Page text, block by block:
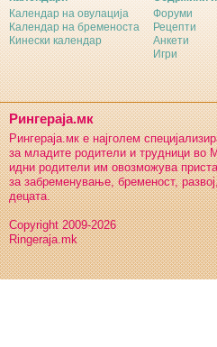
Календар на овулација
Календар на бременоста
Кинески календар
Форуми
Рецепти
Анкети
Игри
Рингераја.мк
Рингераја.мк е најголем
за младите родители и трудници во
идни родители им овозможува
за забременување, бременост,
децата.
Copyright 2009-2026
Ringeraja.mk